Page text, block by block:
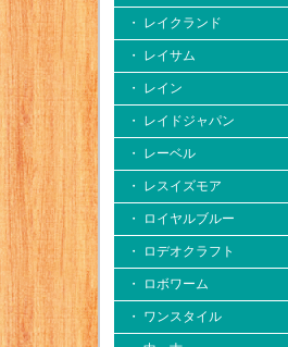
・ レイクランド
・ レイサム
・ レイン
・ レイドジャパン
・ レーベル
・ レスイズモア
・ ロイヤルブルー
・ ロデオクラフト
・ ロボワーム
・ ワンスタイル